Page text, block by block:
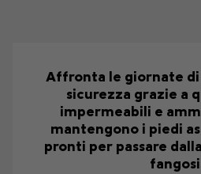
Affronta le giornate
sicurezza grazie a
impermeabili e
mantengono i piedi
pronti per passare